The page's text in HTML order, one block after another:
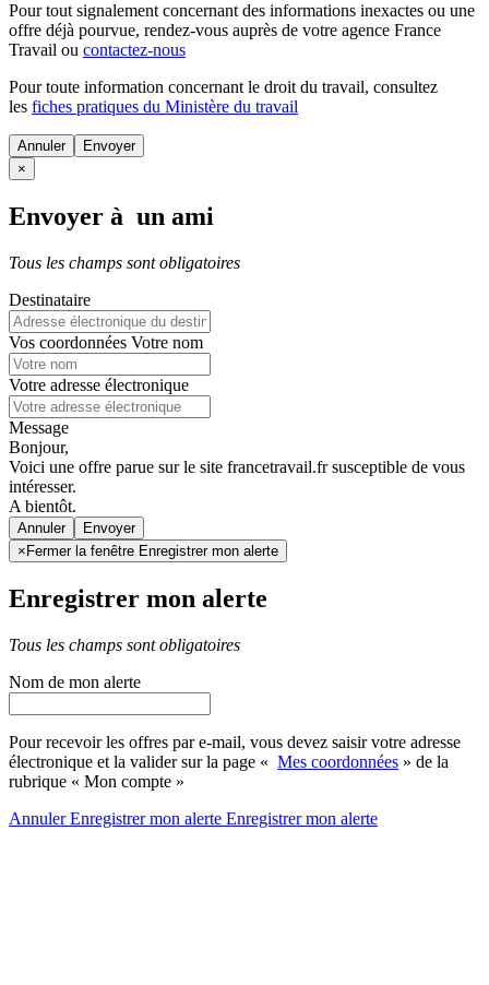
Pour tout signalement concernant des informations inexactes ou une
offre déjà pourvue, rendez-vous auprès de votre agence France
Travail ou contactez-nous
Pour toute information concernant le droit du travail, consultez
les fiches pratiques du Ministère du travail
Annuler
×
Envoyer à un ami
Tous les champs sont obligatoires
Destinataire
Vos coordonnées Votre nom
Votre adresse électronique
Message
Bonjour,
Voici une offre parue sur le site francetravail.fr susceptible de vous
intéresser.
A bientôt.
Annuler
× Fermer la fenêtre Enregistrer mon alerte
Enregistrer mon alerte
Tous les champs sont obligatoires
Nom de mon alerte
Pour recevoir les offres par e-mail, vous devez saisir votre adresse
électronique et la valider sur la page « Mes coordonnées » de la
rubrique « Mon compte »
AnnulerEnregistrer mon alerte Enregistrermon alerte